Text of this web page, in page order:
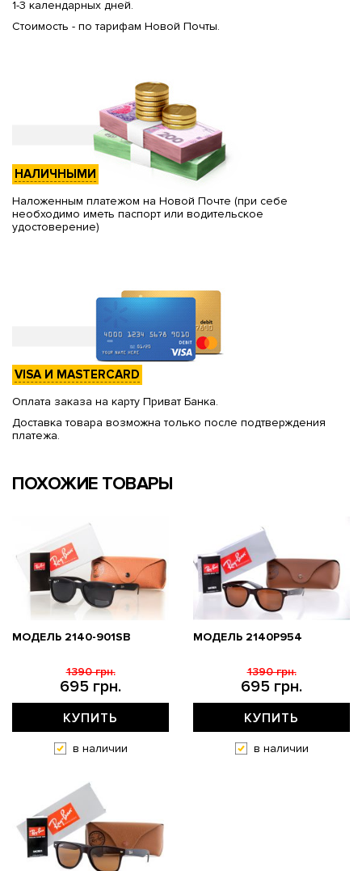
1-3 календарных дней.
Стоимость - по тарифам Новой Почты.
НАЛИЧНЫМИ
Наложенным платежом на Новой Почте (при себе
необходимо иметь паспорт или водительское
удостоверение)
VISA И MASTERCARD
Оплата заказа на карту Приват Банка.
Доставка товара возможна только после подтверждения
платежа.
ПОХОЖИЕ ТОВАРЫ
МОДЕЛЬ 2140-901SB
695 грн.
1390 грн.
КУПИТЬ
в наличии
МОДЕЛЬ 2140P954
695 грн.
1390 грн.
КУПИТЬ
в наличии